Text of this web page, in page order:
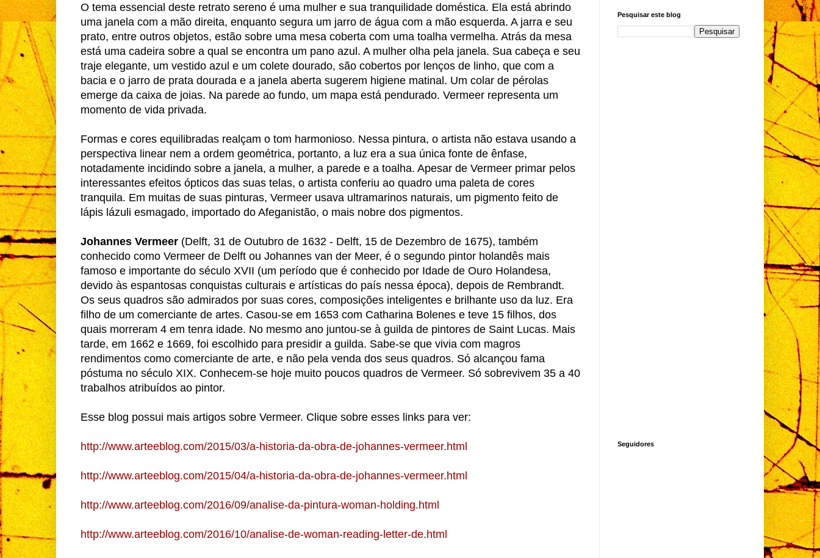
O tema essencial deste retrato sereno é uma mulher e sua tranquilidade doméstica. Ela está abrindo
uma janela com a mão direita, enquanto segura um jarro de água com a mão esquerda. A jarra e seu
prato, entre outros objetos, estão sobre uma mesa coberta com uma toalha vermelha. Atrás da mesa
está uma cadeira sobre a qual se encontra um pano azul. A mulher olha pela janela. Sua cabeça e seu
traje elegante, um vestido azul e um colete dourado, são cobertos por lenços de linho, que com a
bacia e o jarro de prata dourada e a janela aberta sugerem higiene matinal. Um colar de pérolas
emerge da caixa de joias. Na parede ao fundo, um mapa está pendurado. Vermeer representa um
momento de vida privada.
Formas e cores equilibradas realçam o tom harmonioso. Nessa pintura, o artista não estava usando a
perspectiva linear nem a ordem geométrica, portanto, a luz era a sua única fonte de ênfase,
notadamente incidindo sobre a janela, a mulher, a parede e a toalha. Apesar de Vermeer primar pelos
interessantes efeitos ópticos das suas telas, o artista conferiu ao quadro uma paleta de cores
tranquila. Em muitas de suas pinturas, Vermeer usava ultramarinos naturais, um pigmento feito de
lápis lázuli esmagado, importado do Afeganistão, o mais nobre dos pigmentos.
Johannes Vermeer (Delft, 31 de Outubro de 1632 - Delft, 15 de Dezembro de 1675), também
conhecido como Vermeer de Delft ou Johannes van der Meer, é o segundo pintor holandês mais
famoso e importante do século XVII (um período que é conhecido por Idade de Ouro Holandesa,
devido às espantosas conquistas culturais e artísticas do país nessa época), depois de Rembrandt.
Os seus quadros são admirados por suas cores, composições inteligentes e brilhante uso da luz. Era
filho de um comerciante de artes. Casou-se em 1653 com Catharina Bolenes e teve 15 filhos, dos
quais morreram 4 em tenra idade. No mesmo ano juntou-se à guilda de pintores de Saint Lucas. Mais
tarde, em 1662 e 1669, foi escolhido para presidir a guilda. Sabe-se que vivia com magros
rendimentos como comerciante de arte, e não pela venda dos seus quadros. Só alcançou fama
póstuma no século XIX. Conhecem-se hoje muito poucos quadros de Vermeer. Só sobrevivem 35 a 40
trabalhos atribuídos ao pintor.
Esse blog possui mais artigos sobre Vermeer. Clique sobre esses links para ver:
http://www.arteeblog.com/2015/03/a-historia-da-obra-de-johannes-vermeer.html
http://www.arteeblog.com/2015/04/a-historia-da-obra-de-johannes-vermeer.html
http://www.arteeblog.com/2016/09/analise-da-pintura-woman-holding.html
http://www.arteeblog.com/2016/10/analise-de-woman-reading-letter-de.html
Pesquisar este blog
Seguidores